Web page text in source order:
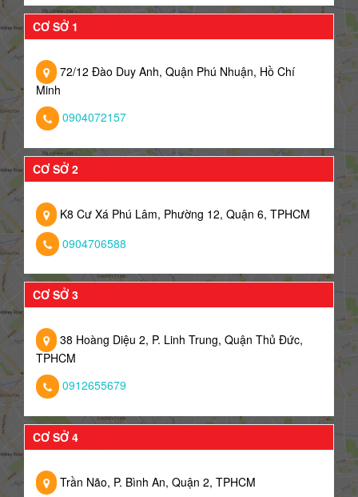
CƠ SỞ 1
72/12 Đào Duy Anh, Quận Phú Nhuận, Hồ Chí
Minh
0904072157
CƠ SỞ 2
K8 Cư Xá Phú Lâm, Phường 12, Quận 6, TPHCM
0904706588
CƠ SỞ 3
38 Hoàng Diệu 2, P. Linh Trung, Quận Thủ Đức,
TPHCM
0912655679
CƠ SỞ 4
Trần Não, P. Bình An, Quận 2, TPHCM